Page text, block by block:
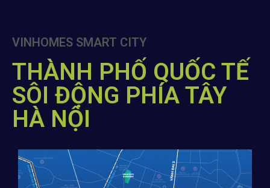
VINHOMES SMART CITY
THÀNH PHỐ QUỐC TẾ
SÔI ĐỘNG PHÍA TÂY
HÀ NỘI